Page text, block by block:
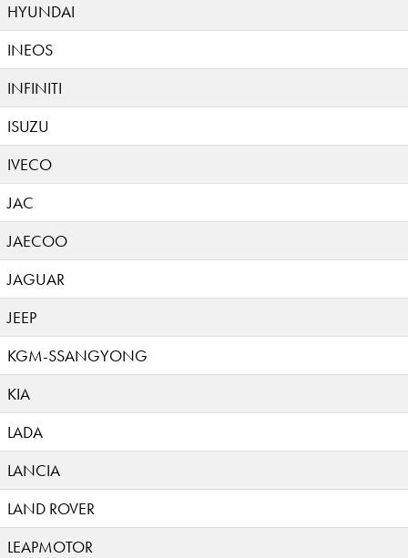
HYUNDAI
INEOS
INFINITI
ISUZU
IVECO
JAC
JAECOO
JAGUAR
JEEP
KGM-SSANGYONG
KIA
LADA
LANCIA
LAND ROVER
LEAPMOTOR